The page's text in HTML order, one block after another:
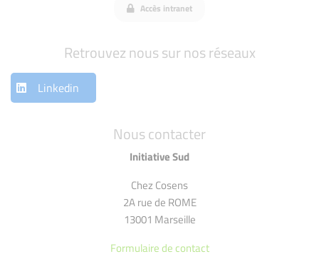
Nous contacter
Initiative Sud
Chez Cosens
2A rue de ROME
13001 Marseille
Formulaire de contact
Accès intranet
Retrouvez nous sur nos réseaux
Linkedin